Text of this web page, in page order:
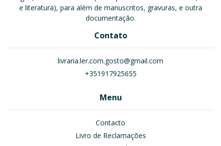
e literatura), para além de manuscritos, gravuras, e outra
documentação.
Contato
livraria.ler.com.gosto@gmail.com
+351917925655
Menu
Contacto
Livro de Reclamações